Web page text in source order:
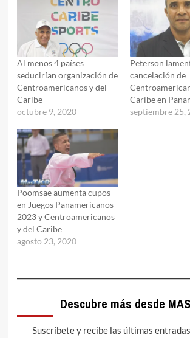
Al menos 4 países
seducirían organización de
Centroamericanos y del
Caribe
octubre 9, 2020
Peterson
cancelación de
Caribe en
septiembre 25,
Poomsae aumenta cupos
en Juegos Panamericanos
2023 y Centroamericanos
y del Caribe
agosto 23, 2020
Descubre más desde
Suscríbete y recibe las últimas